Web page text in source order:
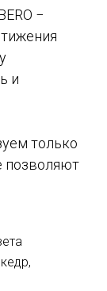
−
и
только
позволяют